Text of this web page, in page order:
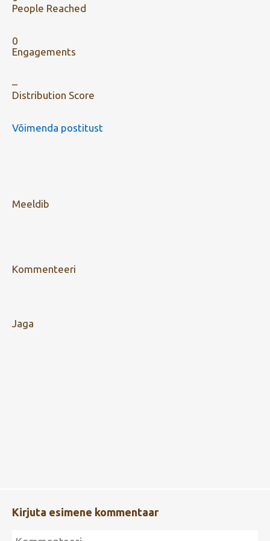
People Reached
0
Engagements
–
Distribution Score
Võimenda postitust
Meeldib
Kommenteeri
Jaga
Kirjuta esimene kommentaar